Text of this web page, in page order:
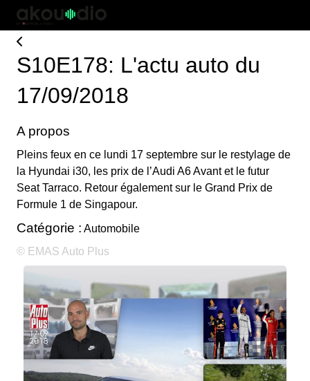
S10E178: L'actu auto du
17/09/2018
A propos
Pleins feux en ce lundi 17 septembre sur le restylage de
la Hyundai i30, les prix de l’Audi A6 Avant et le futur
Seat Tarraco. Retour également sur le Grand Prix de
Formule 1 de Singapour.
Catégorie : Automobile
© EMAS Auto Plus